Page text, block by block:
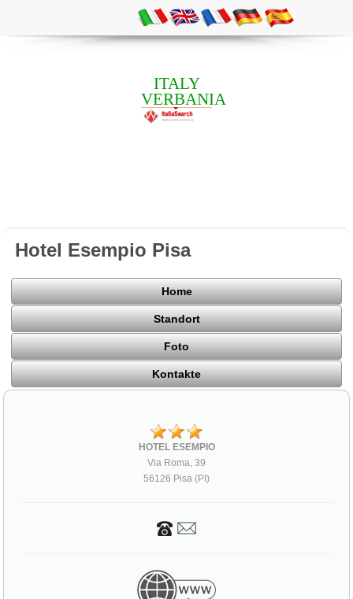
ITALY
VERBANIA
Hotel Esempio Pisa
Home
Standort
Foto
Kontakte
HOTEL ESEMPIO
Via Roma, 39
56126 Pisa (PI)